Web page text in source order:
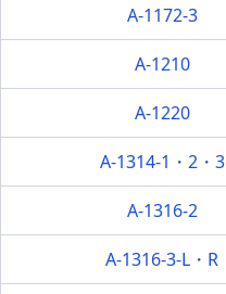
A-1172-3
A-1210
A-1220
A-1314-1・2・3
A-1316-2
A-1316-3-L・R